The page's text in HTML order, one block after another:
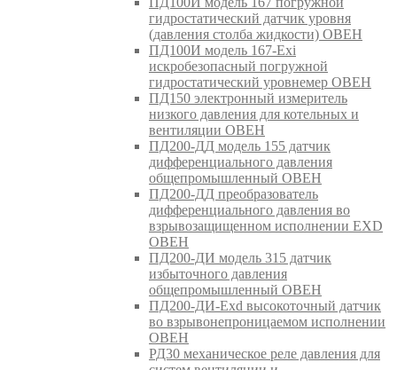
гидростатический датчик уровня
(давления столба жидкости) ОВЕН
ПД100И модель 167-Exi
искробезопасный погружной
гидростатический уровнемер ОВЕН
ПД150 электронный измеритель
низкого давления для котельных и
вентиляции ОВЕН
ПД200-ДД модель 155 датчик
дифференциального давления
общепромышленный ОВЕН
ПД200-ДД преобразователь
дифференциального давления во
взрывозащищенном исполнении EXD
ОВЕН
ПД200-ДИ модель 315 датчик
избыточного давления
общепромышленный ОВЕН
ПД200-ДИ-Exd высокоточный датчик
во взрывонепроницаемом исполнении
ОВЕН
РД30 механическое реле давления для